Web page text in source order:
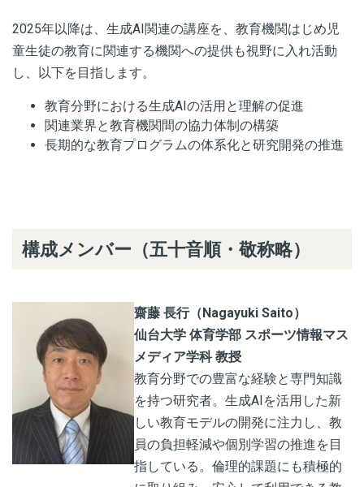
2025年以降は、生成AI関連の講座を、教育機関はじめ児
童生徒の教育に関連する機関への提供も視野に入れ活動
し、以下を目指します。
教育分野における生成AIの活用と理解の促進
関連業界と教育機関間の協力体制の構築
長期的な教育プログラムの体系化と研究開発の推進
構成メンバー（五十音順・敬称略）
齋藤 長行（Nagayuki Saito）
仙台大学 体育学部 スポーツ情報マス
メディア学科 教授
教育分野での豊富な経験と専門知識
を持つ研究者。生成AIを活用した新
しい教育モデルの開発に注力し、教
員の負担軽減や個別学習の推進を目
指している。倫理的課題にも積極的